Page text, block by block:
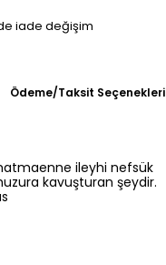
iade değişim
Ödeme/Taksit Seçenekleri
ileyhi nefsük
kavuşturan şeydir.